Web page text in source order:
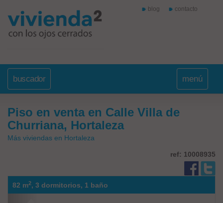
blog contacto
buscador menú
Piso en venta en Calle Villa de
Churriana, Hortaleza
Más viviendas en Hortaleza
ref: 10008935
82 m2, 3 dormitorios, 1 baño